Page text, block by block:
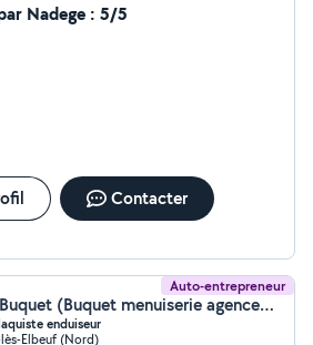
Pour tout
moi
Nadege : 5/5
Contacter
Auto-entrepreneur
Anthony Buquet (Buquet menuiserie agencement)
enduiseur
Elbeuf (Nord)